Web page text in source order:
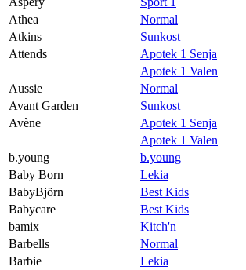
Athea
Normal
Atkins
Sunkost
Attends
Apotek 1 Senja
Apotek 1 Valen
Aussie
Normal
Avant Garden
Sunkost
Avène
Apotek 1 Senja
Apotek 1 Valen
b.young
b.young
Baby Born
Lekia
BabyBjörn
Best Kids
Babycare
Best Kids
bamix
Kitch'n
Barbells
Normal
Barbie
Lekia